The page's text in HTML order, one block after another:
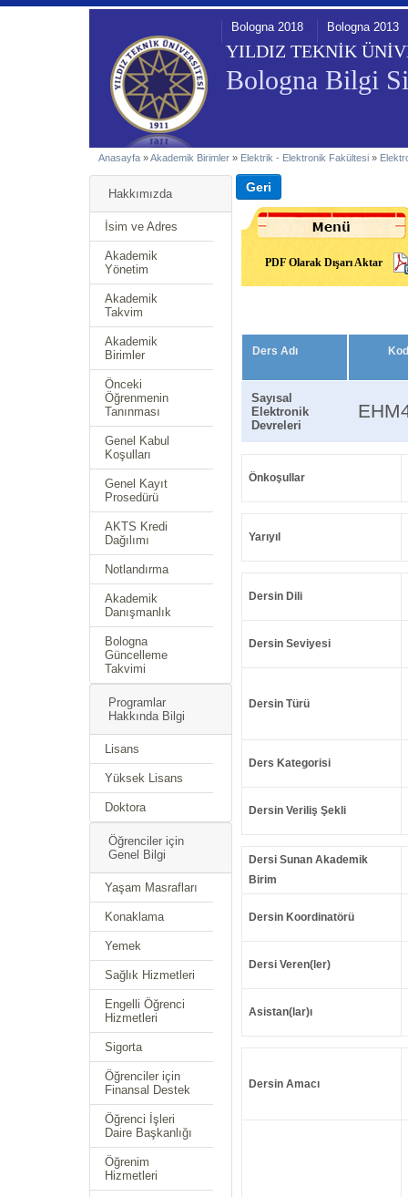
YILDIZ TEKNİK
Bologna Bilgi
Bologna 2018 Bologna 2013
Anasayfa »Akademik Birimler » Elektrik - Elektronik Fakültesi »
Hakkımızda
İsim ve Adres
Akademik
Yönetim
Akademik
Takvim
Akademik
Birimler
Önceki
Öğrenmenin
Tanınması
Genel Kabul
Koşulları
Genel Kayıt
Prosedürü
AKTS Kredi
Dağılımı
Notlandırma
Akademik
Danışmanlık
Bologna
Güncelleme
Takvimi
Programlar
Hakkında Bilgi
Lisans
Yüksek Lisans
Doktora
Öğrenciler için
Genel Bilgi
Yaşam Masrafları
Konaklama
Yemek
Sağlık Hizmetleri
Engelli Öğrenci
Hizmetleri
Sigorta
Öğrenciler için
Finansal Destek
Öğrenci İşleri
Daire Başkanlığı
Öğrenim
Hizmetleri
PDF Olarak Dışarı Aktar
Ders Adı
Sayısal
Elektronik
Devreleri
Önkoşullar
Yarıyıl
Dersin Dili
Dersin Seviyesi
Dersin Türü
Ders Kategorisi
Dersin Veriliş Şekli
Dersi Sunan Akademik
Birim
Dersin Koordinatörü
Dersi Veren(ler)
Asistan(lar)ı
Dersin Amacı